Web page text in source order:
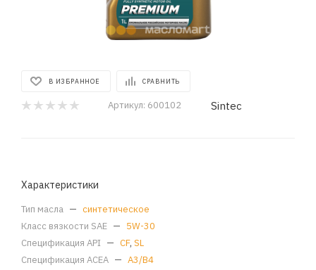
В ИЗБРАННОЕ СРАВНИТЬ
Артикул: 600102 Sintec
Характеристики
Тип масла — синтетическое
Класс вязкости SAE — 5W-30
Спецификация API — CF, SL
Спецификация ACEA — A3/B4